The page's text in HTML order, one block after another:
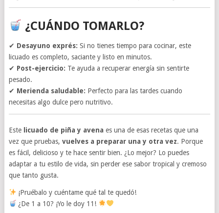
¿CUÁNDO TOMARLO?
✔ Desayuno exprés: Si no tienes tiempo para cocinar, este
licuado es completo, saciante y listo en minutos.
✔ Post-ejercicio: Te ayuda a recuperar energía sin sentirte
pesado.
✔ Merienda saludable: Perfecto para las tardes cuando
necesitas algo dulce pero nutritivo.
Este licuado de piña y avena es una de esas recetas que una
vez que pruebas, vuelves a preparar una y otra vez. Porque
es fácil, delicioso y te hace sentir bien. ¿Lo mejor? Lo puedes
adaptar a tu estilo de vida, sin perder ese sabor tropical y cremoso
que tanto gusta.
¡Pruébalo y cuéntame qué tal te quedó!
¿De 1 a 10? ¡Yo le doy 11!